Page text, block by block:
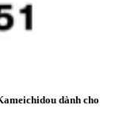
dành cho